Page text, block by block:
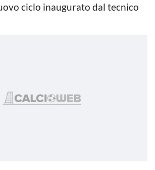
ciclo inaugurato dal tecnico